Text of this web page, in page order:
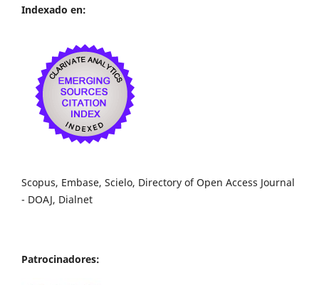
Indexado en:
Scopus, Embase, Scielo, Directory of Open Access Journal
- DOAJ, Dialnet
Patrocinadores: